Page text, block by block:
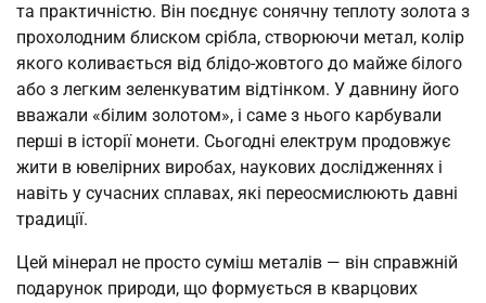
та практичністю. Він поєднує сонячну теплоту золота з
прохолодним блиском срібла, створюючи метал, колір
якого коливається від блідо-жовтого до майже білого
або з легким зеленкуватим відтінком. У давнину його
вважали «білим золотом», і саме з нього карбували
перші в історії монети. Сьогодні електрум продовжує
жити в ювелірних виробах, наукових дослідженнях і
навіть у сучасних сплавах, які переосмислюють давні
традиції.
Цей мінерал не просто суміш металів — він справжній
подарунок природи, що формується в кварцових